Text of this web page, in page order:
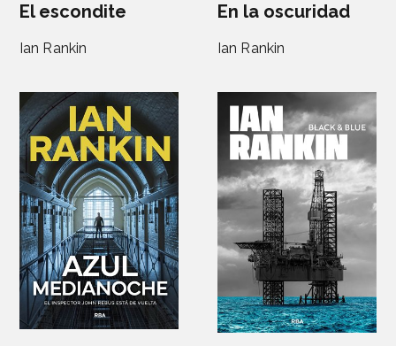
El escondite
Ian Rankin
En la oscuridad
Ian Rankin